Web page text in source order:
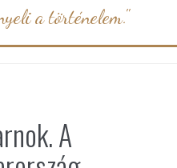
a történelem."
A